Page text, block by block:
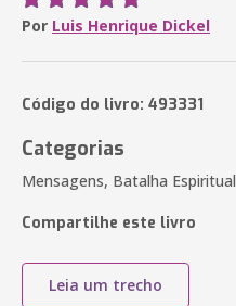
Por Luis Henrique Dickel
Código do livro: 493331
Categorias
Mensagens, Batalha Espiritual
Compartilhe este livro
Leia um trecho